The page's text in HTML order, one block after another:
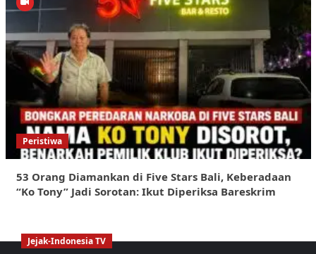
Peristiwa
53 Orang Diamankan di Five Stars Bali, Keberadaan
“Ko Tony” Jadi Sorotan: Ikut Diperiksa Bareskrim
Jejak-Indonesia TV